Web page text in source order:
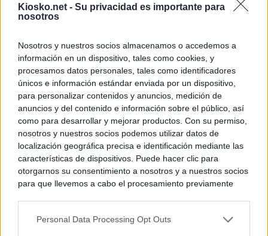
Kiosko.net - Su privacidad es importante para
nosotros
Nosotros y nuestros socios almacenamos o accedemos a
información en un dispositivo, tales como cookies, y
procesamos datos personales, tales como identificadores
únicos e información estándar enviada por un dispositivo,
para personalizar contenidos y anuncios, medición de
anuncios y del contenido e información sobre el público, así
como para desarrollar y mejorar productos. Con su permiso,
nosotros y nuestros socios podemos utilizar datos de
localización geográfica precisa e identificación mediante las
características de dispositivos. Puede hacer clic para
otorgarnos su consentimiento a nosotros y a nuestros socios
para que llevemos a cabo el procesamiento previamente
negar su consentimiento. Tenga en cuenta que algún
Personal Data Processing Opt Outs